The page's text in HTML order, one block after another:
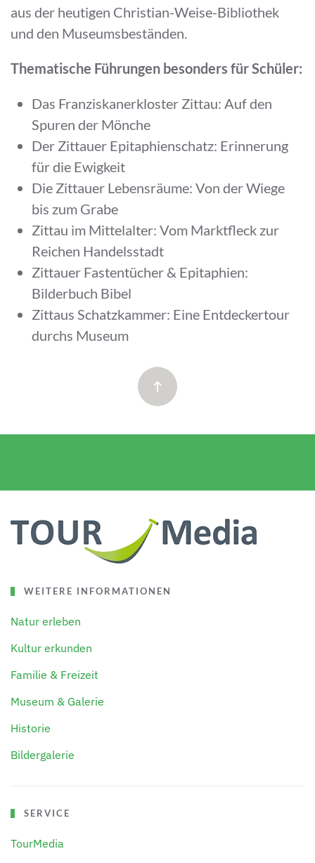
aus der heutigen Christian-Weise-Bibliothek
und den Museumsbeständen.
Thematische Führungen besonders für Schüler:
Das Franziskanerkloster Zittau: Auf den
Spuren der Mönche
Der Zittauer Epitaphienschatz: Erinnerung
für die Ewigkeit
Die Zittauer Lebensräume: Von der Wiege
bis zum Grabe
Zittau im Mittelalter: Vom Marktfleck zur
Reichen Handelsstadt
Zittauer Fastentücher & Epitaphien:
Bilderbuch Bibel
Zittaus Schatzkammer: Eine Entdeckertour
durchs Museum
WEITERE INFORMATIONEN
Natur erleben
Kultur erkunden
Familie & Freizeit
Museum & Galerie
Historie
Bildergalerie
SERVICE
TourMedia